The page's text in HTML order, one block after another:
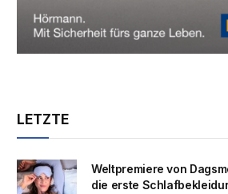
LETZTE
Weltpremiere von
die erste